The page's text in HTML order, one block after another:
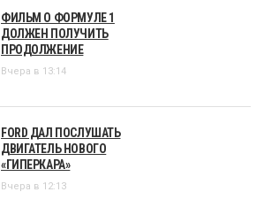
ФИЛЬМ О ФОРМУЛЕ 1
ДОЛЖЕН ПОЛУЧИТЬ
ПРОДОЛЖЕНИЕ
Вчера в 13:14
FORD ДАЛ ПОСЛУШАТЬ
ДВИГАТЕЛЬ НОВОГО
«ГИПЕРКАРА»
Вчера в 12:13